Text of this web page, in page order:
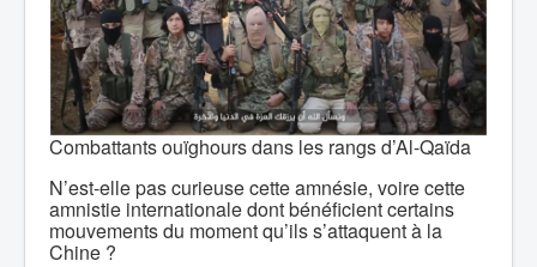
Combattants ouïghours dans les rangs d’Al-Qaïda
N’est-elle pas curieuse cette amnésie, voire cette
amnistie internationale dont bénéficient certains
mouvements du moment qu’ils s’attaquent à la
Chine ?